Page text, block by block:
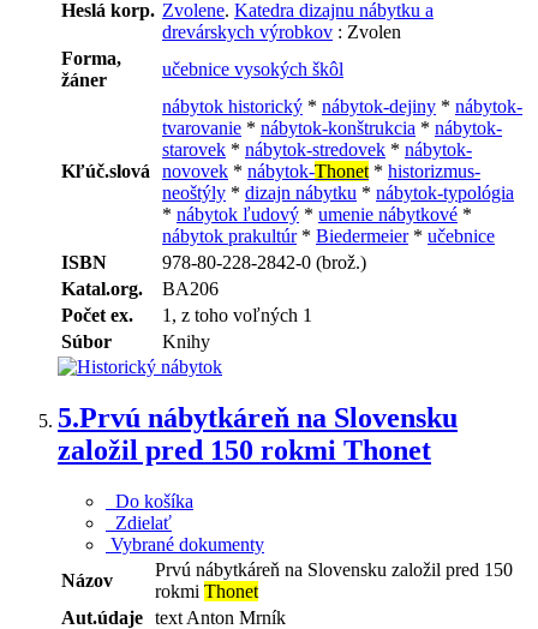
Heslá korp. Zvolene. Katedra dizajnu nábytku a
drevárskych výrobkov : Zvolen
Forma,
žáner
učebnice vysokých škôl
Kľúč.slová
nábytok historický * nábytok-dejiny * nábytok-
tvarovanie * nábytok-konštrukcia * nábytok-
starovek * nábytok-stredovek * nábytok-
novovek * nábytok-Thonet * historizmus-
neoštýly * dizajn nábytku * nábytok-typológia
* nábytok ľudový * umenie nábytkové *
nábytok prakultúr* Biedermeier* učebnice
ISBN
978-80-228-2842-0 (brož.)
Katal.org.
BA206
Počet ex.
1, z toho voľných 1
Súbor
Knihy
5.Prvú nábytkáreň na Slovensku
založil pred 150 rokmi Thonet
Do košíka
Zdielať
Vybrané dokumenty
Názov
Prvú nábytkáreň na Slovensku založil pred 150
rokmi Thonet
Aut.údaje text Anton Mrník